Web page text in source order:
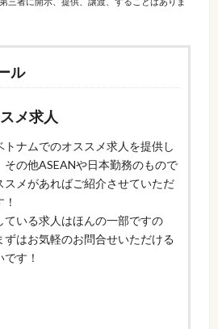
ル
メ求人
トナムでのオススメ求人を提供し
その他ASEANや日本勤務のもので
スメがあればご紹介させていただ
ている求人はほんの一部ですの
ずはお気軽のお問合せいただける
です！